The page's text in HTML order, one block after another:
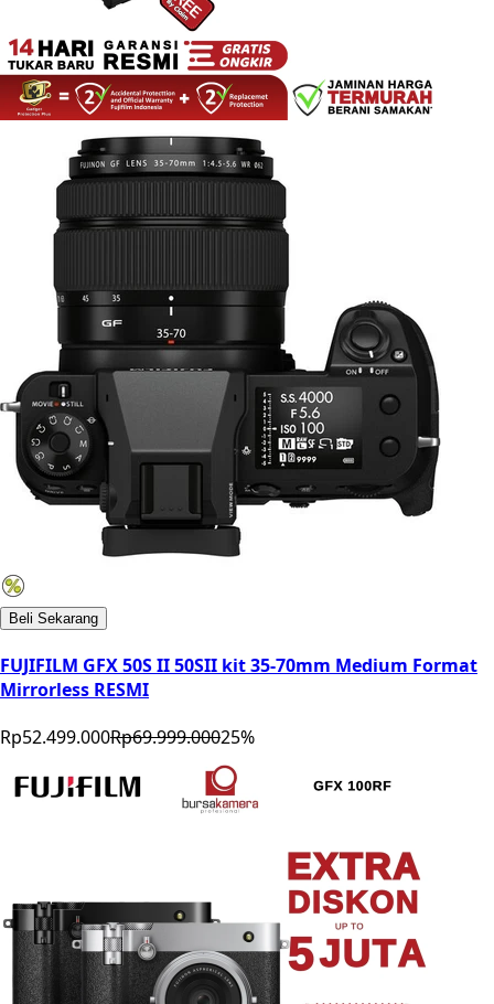
Beli Sekarang
FUJIFILM GFX 50S II 50SII kit 35-70mm Medium Format
Mirrorless RESMI
Rp52.499.000Rp69.999.00025%